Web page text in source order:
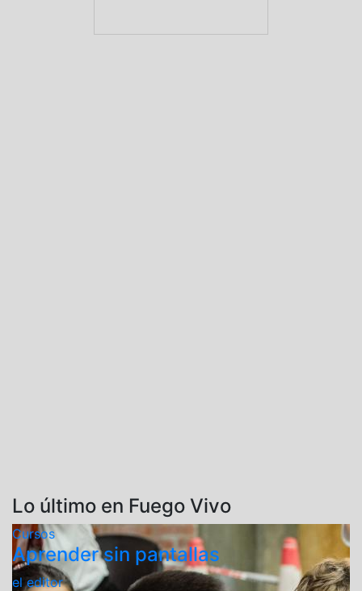
Lo último en Fuego Vivo
Cursos
Aprender sin pantallas
el editor